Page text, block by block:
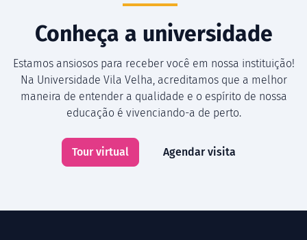
Conheça a universidade
Estamos ansiosos para receber você em nossa instituição!
Na Universidade Vila Velha, acreditamos que a melhor
maneira de entender a qualidade e o espírito de nossa
educação é vivenciando-a de perto.
Tour virtual Agendar visita